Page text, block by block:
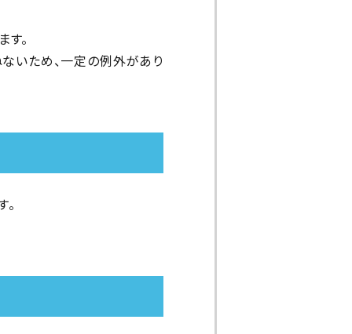
。
いため、一定の例外があり